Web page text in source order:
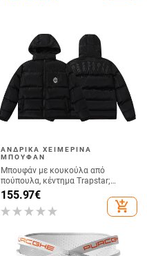
ΑΝΔΡΙΚΆ ΧΕΙΜΕΡΙΝΆ
ΜΠΟΥΦΆΝ
Μπουφάν με κουκούλα από
πούπουλα, κέντημα Trapstar;
γέμισμα από λευκά πούπουλα
πάπιας; αντιανεμικό; πλήρωση 95;
550 φουλνέσσα; χειμερινό
155.97€
add_shopping_cart